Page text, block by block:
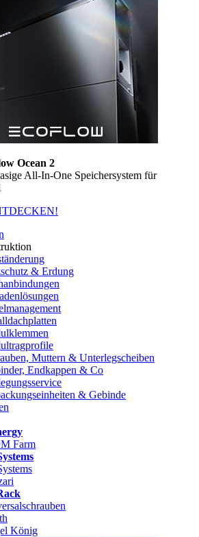
Ocean 2
All-In-One Speichersystem für
& Erdung
Muttern & Unterlegscheiben
Endkappen & Co
& Gebinde
Farm
König